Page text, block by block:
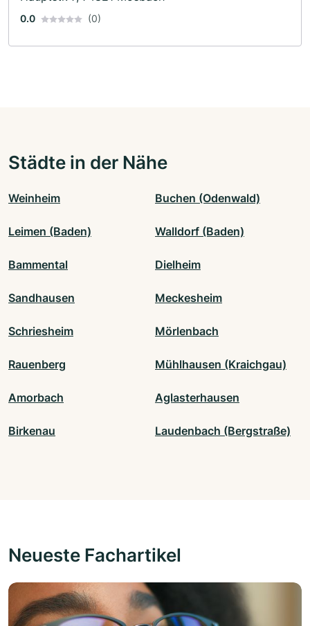
0.0 (0)
Städte in der Nähe
Weinheim Buchen (Odenwald)
Leimen (Baden) Walldorf (Baden)
Bammental Dielheim
Sandhausen Meckesheim
Schriesheim Mörlenbach
Rauenberg Mühlhausen (Kraichgau)
Amorbach Aglasterhausen
Birkenau Laudenbach (Bergstraße)
Neueste Fachartikel